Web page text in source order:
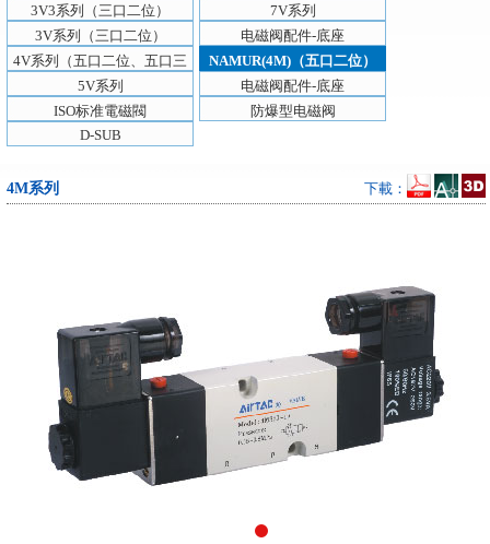
3V3系列（三口二位）
7V系列
3V系列（三口二位）
电磁阀配件-底座
4V系列（五口二位、五口三
位）
NAMUR(4M)（五口二位）
5V系列
电磁阀配件-底座
ISO标准電磁閥
防爆型电磁阀
D-SUB
4M系列 下載：